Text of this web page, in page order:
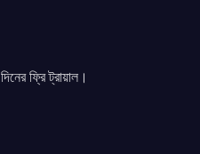
ফ্রি ট্রায়াল।